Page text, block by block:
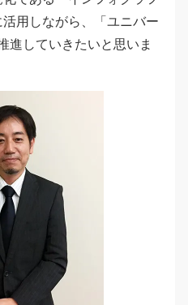
用しながら、「ユニバー
進していきたいと思いま